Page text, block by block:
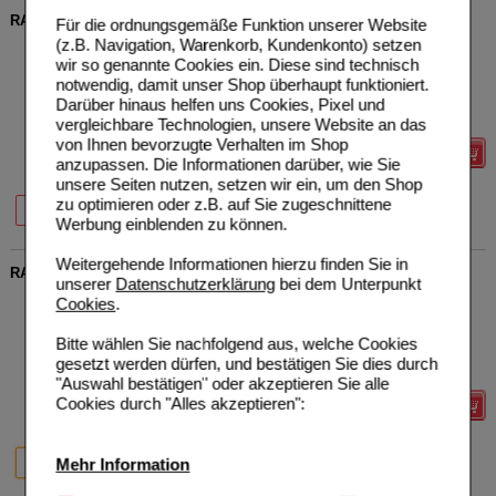
Für die ordnungsgemäße Funktion unserer Website
(z.B. Navigation, Warenkorb, Kundenkonto) setzen
wir so genannte Cookies ein. Diese sind technisch
notwendig, damit unser Shop überhaupt funktioniert.
Darüber hinaus helfen uns Cookies, Pixel und
vergleichbare Technologien, unsere Website an das
von Ihnen bevorzugte Verhalten im Shop
anzupassen. Die Informationen darüber, wie Sie
unsere Seiten nutzen, setzen wir ein, um den Shop
zu optimieren oder z.B. auf Sie zugeschnittene
Werbung einblenden zu können.
Weitergehende Informationen hierzu finden Sie in
unserer Datenschutzerklärungbei dem Unterpunkt
Cookies.
Bitte wählen Sie nachfolgend aus, welche Cookies
gesetzt werden dürfen, und bestätigen Sie dies durch
"Auswahl bestätigen" oder akzeptieren Sie alle
Cookies durch "Alles akzeptieren":
Mehr Information
RAUSCH After-Sun-Shampoo mit Weizenkeim
RAUSCH (Deutschland)
GmbH
18742328
200ml Shampoo
UVP**
Unser Preis*
Sie sparen
Grundpreis
55,60 €
Details
40 ml
20%
200 ml
RAUSCH Pflege-Shampoo mit Schweizer Kräutern
RAUSCH (Deutschland)
GmbH
40ml Shampoo
Unser Preis *
Sie sparen 0,70 €
Grundpreis
70,00 €
40 ml 200 ml